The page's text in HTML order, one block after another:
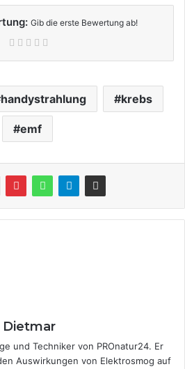
Gib die erste Bewertung ab!
handystrahlung krebs
emf
Dietmar
und Techniker von PROnatur24. Er
Auswirkungen von Elektrosmog auf